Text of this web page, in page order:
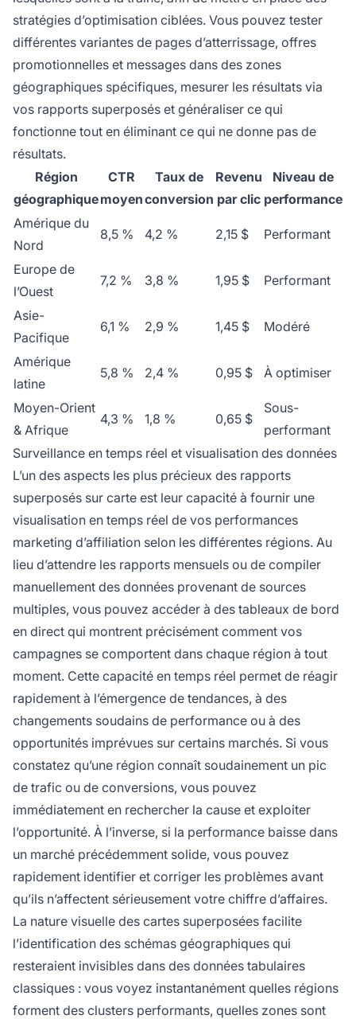
stratégies d’optimisation ciblées. Vous pouvez tester
différentes variantes de pages d’atterrissage, offres
promotionnelles et messages dans des zones
géographiques spécifiques, mesurer les résultats via
vos rapports superposés et généraliser ce qui
fonctionne tout en éliminant ce qui ne donne pas de
résultats.
Région
géographique
CTR
moyen
Taux de
conversion
Revenu
par clic
Niveau de
performance
Amérique du
Nord
8,5 % 4,2 % 2,15 $ Performant
Europe de
l’Ouest
7,2 % 3,8 % 1,95 $ Performant
Asie-
Pacifique
6,1 % 2,9 % 1,45 $ Modéré
Amérique
latine
5,8 % 2,4 % 0,95 $ À optimiser
Moyen-Orient
& Afrique
4,3 % 1,8 % 0,65 $
Sous-
performant
Surveillance en temps réel et visualisation des données
L’un des aspects les plus précieux des rapports
superposés sur carte est leur capacité à fournir une
visualisation en temps réel de vos performances
marketing d’affiliation selon les différentes régions. Au
lieu d’attendre les rapports mensuels ou de compiler
manuellement des données provenant de sources
multiples, vous pouvez accéder à des tableaux de bord
en direct qui montrent précisément comment vos
campagnes se comportent dans chaque région à tout
moment. Cette capacité en temps réel permet de réagir
rapidement à l’émergence de tendances, à des
changements soudains de performance ou à des
opportunités imprévues sur certains marchés. Si vous
constatez qu’une région connaît soudainement un pic
de trafic ou de conversions, vous pouvez
immédiatement en rechercher la cause et exploiter
l’opportunité. À l’inverse, si la performance baisse dans
un marché précédemment solide, vous pouvez
rapidement identifier et corriger les problèmes avant
qu’ils n’affectent sérieusement votre chiffre d’affaires.
La nature visuelle des cartes superposées facilite
l’identification des schémas géographiques qui
resteraient invisibles dans des données tabulaires
classiques : vous voyez instantanément quelles régions
forment des clusters performants, quelles zones sont